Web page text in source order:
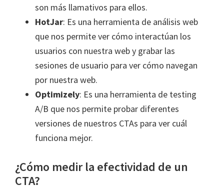
son más llamativos para ellos.
HotJar: Es una herramienta de análisis web
que nos permite ver cómo interactúan los
usuarios con nuestra web y grabar las
sesiones de usuario para ver cómo navegan
por nuestra web.
Optimizely: Es una herramienta de testing
A/B que nos permite probar diferentes
versiones de nuestros CTAs para ver cuál
funciona mejor.
¿Cómo medir la efectividad de un
CTA?